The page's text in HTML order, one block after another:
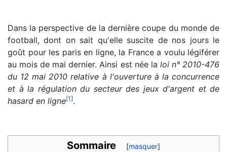
Dans la perspective de la dernière coupe du monde de
football, dont on sait qu'elle suscite de nos jours le
goût pour les paris en ligne, la France a voulu légiférer
au mois de mai dernier. Ainsi est née la loi n° 2010-476
du 12 mai 2010 relative à l'ouverture à la concurrence
et à la régulation du secteur des jeux d'argent et de
hasard en ligne[1].
Sommaire